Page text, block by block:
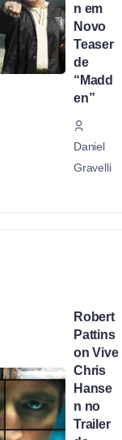
n em
Novo
Teaser
de
“Madd
en”
Daniel
Gravelli
Robert
Pattins
on Vive
Chris
Hanse
n no
Trailer